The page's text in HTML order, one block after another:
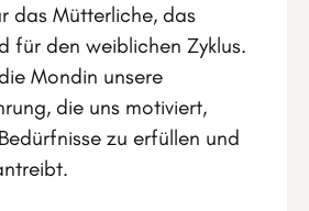
das Mütterliche, das
für den weiblichen Zyklus.
Mondin unsere
die uns motiviert,
zu erfüllen und